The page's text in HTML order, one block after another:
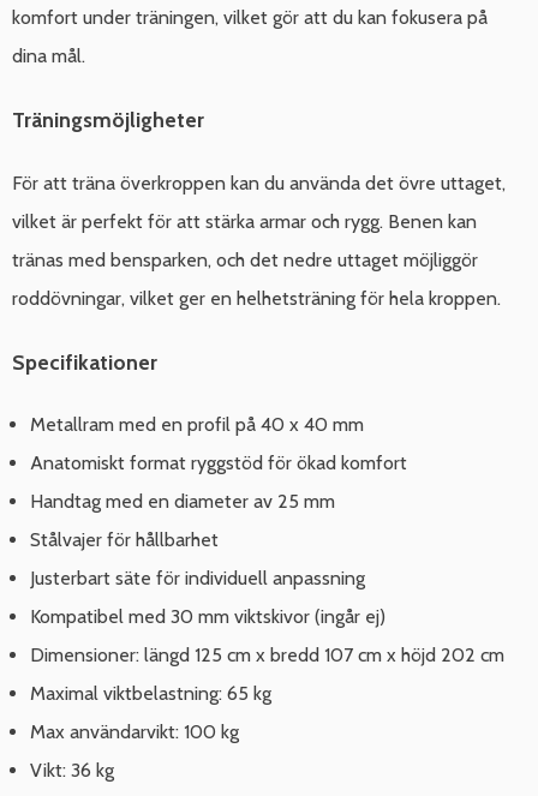
komfort under träningen, vilket gör att du kan fokusera på
dina mål.
Träningsmöjligheter
För att träna överkroppen kan du använda det övre uttaget,
vilket är perfekt för att stärka armar och rygg. Benen kan
tränas med bensparken, och det nedre uttaget möjliggör
roddövningar, vilket ger en helhetsträning för hela kroppen.
Specifikationer
Metallram med en profil på 40 x 40 mm
Anatomiskt format ryggstöd för ökad komfort
Handtag med en diameter av 25 mm
Stålvajer för hållbarhet
Justerbart säte för individuell anpassning
Kompatibel med 30 mm viktskivor (ingår ej)
Dimensioner: längd 125 cm x bredd 107 cm x höjd 202 cm
Maximal viktbelastning: 65 kg
Max användarvikt: 100 kg
Vikt: 36 kg